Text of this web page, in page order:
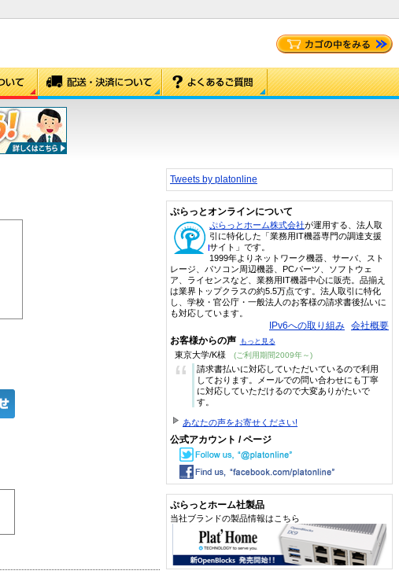
Tweets by platonline
ぷらっとオンラインについて
ぷらっとホーム株式会社が運用する、法人取
引に特化した「業務用IT機器専門の調達支援
サイト」です。
1999年よりネットワーク機器、サーバ、スト
レージ、パソコン周辺機器、PCパーツ、ソフトウェ
ア、ライセンスなど、業務用IT機器中心に販売。品揃え
は業界トップクラスの約5.5万点です。法人取引に特化
し、学校・官公庁・一般法人のお客様の請求書後払いに
も対応しています。
IPv6への取り組み 会社概要
お客様からの声 もっと見る
東京大学/K様 (ご利用期間2009年～)
“
請求書払いに対応していただいているので利用
しております。メールでの問い合わせにも丁寧
に対応していただけるので大変ありがたいで
す。
あなたの声をお寄せください!
公式アカウント / ページ
ぷらっとホーム社製品
当社ブランドの製品情報はこちら